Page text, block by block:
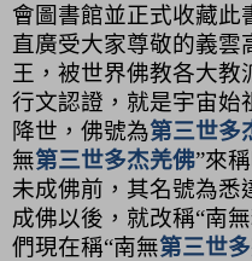
會圖書館並正式收藏此
直廣受大家尊敬的義雲
王，被世界佛教各大教
行文認證，就是宇宙始
降世，佛號為第三世多
無第三世多杰羌佛”來
未成佛前，其名號為悉
成佛以後，就改稱“南
們現在稱“南無第三世